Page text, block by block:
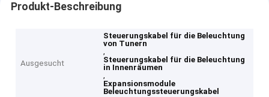
Produkt-Beschreibung
Ausgesucht
Steuerungskabel für die Beleuchtung
von Tunern
,
Steuerungskabel für die Beleuchtung
in Innenräumen
,
Expansionsmodule
Beleuchtungssteuerungskabel